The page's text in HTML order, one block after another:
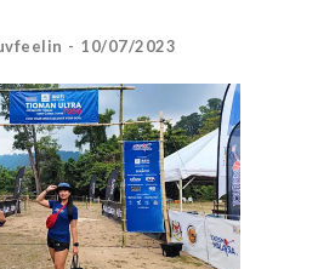
- 10/07/2023